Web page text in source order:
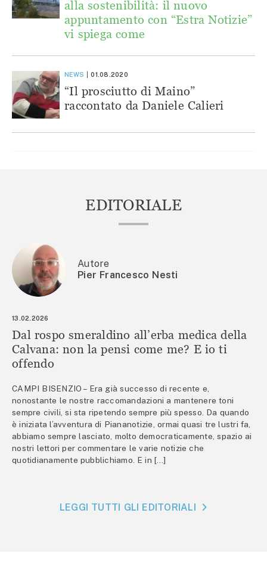
alla sostenibilità: il nuovo
appuntamento con “Estra Notizie”
vi spiega come
NEWS 01.08.2020
“Il prosciutto di Maino”
raccontato da Daniele Calieri
EDITORIALE
Autore
Pier Francesco Nesti
13.02.2026
Dal rospo smeraldino all’erba medica della
Calvana: non la pensi come me? E io ti
offendo
CAMPI BISENZIO – Era già successo di recente e,
nonostante le nostre raccomandazioni a mantenere toni
sempre civili, si sta ripetendo sempre più spesso. Da quando
è iniziata l’avventura di Piananotizie, ormai quasi tre lustri fa,
abbiamo sempre lasciato, molto democraticamente, spazio ai
nostri lettori per commentare le varie notizie che
quotidianamente pubblichiamo. E in […]
LEGGI TUTTI GLI EDITORIALI